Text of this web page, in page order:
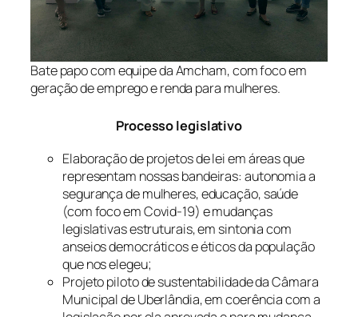
Bate papo com equipe da Amcham, com foco em
geração de emprego e renda para mulheres.
Processo legislativo
Elaboração de projetos de lei em áreas que
representam nossas bandeiras: autonomia a
segurança de mulheres, educação, saúde
(com foco em Covid-19) e mudanças
legislativas estruturais, em sintonia com
anseios democráticos e éticos da população
que nos elegeu;
Projeto piloto de sustentabilidade da Câmara
Municipal de Uberlândia, em coerência com a